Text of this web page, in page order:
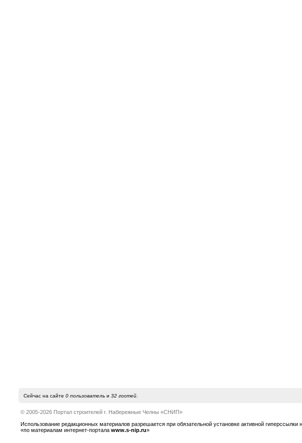
Сейчас на сайте 0 пользовательи 32 гостей.
© 2005-2026 Портал строителей г. Набережные Челны «СНИП»
Использование редакционных материалов разрешается при обязательной установке активной гиперссылки
«по материалам интернет-портала www.s-nip.ru»